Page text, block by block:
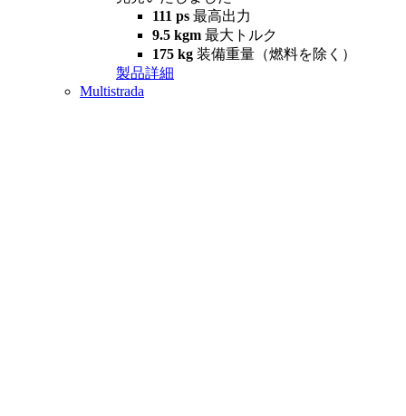
111 ps 最高出力
9.5 kgm 最大トルク
175 kg 装備重量（燃料を除く）
製品詳細
Multistrada